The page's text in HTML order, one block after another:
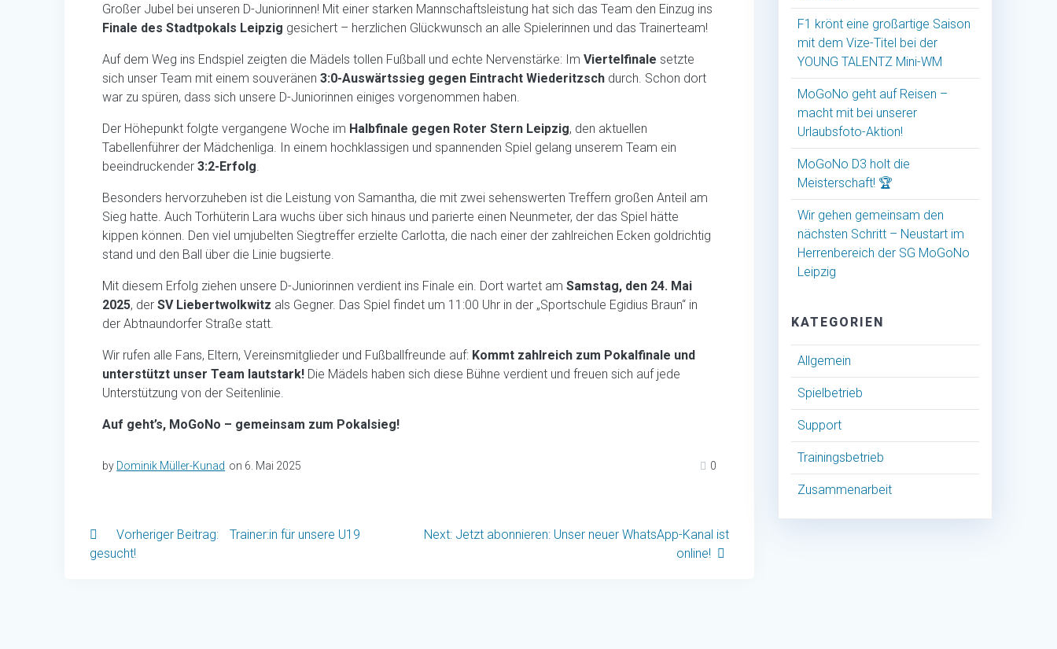
Großer Jubel bei unseren D-Juniorinnen! Mit einer starken Mannschaftsleistung hat sich das Team den Einzug ins
Finale des Stadtpokals Leipzig gesichert – herzlichen Glückwunsch an alle Spielerinnen und das Trainerteam!
Auf dem Weg ins Endspiel zeigten die Mädels tollen Fußball und echte Nervenstärke: ImViertelfinale setzte
sich unser Team mit einem souveränen3:0-Auswärtssieg gegen Eintracht Wiederitzsch durch. Schon dort
war zu spüren, dass sich unsere D-Juniorinnen einiges vorgenommen haben.
Der Höhepunkt folgte vergangene Woche im Halbfinale gegen Roter Stern Leipzig, den aktuellen
Tabellenführer der Mädchenliga. In einem hochklassigen und spannenden Spiel gelang unserem Team ein
beeindruckender3:2-Erfolg.
Besonders hervorzuheben ist die Leistung von Samantha, die mit zwei sehenswerten Treffern großen Anteil am
Sieg hatte. Auch Torhüterin Lara wuchs über sich hinaus und parierte einen Neunmeter, der das Spiel hätte
kippen können. Den viel umjubelten Siegtreffer erzielte Carlotta, die nach einer der zahlreichen Ecken goldrichtig
stand und den Ball über die Linie bugsierte.
Mit diesem Erfolg ziehen unsere D-Juniorinnen verdient ins Finale ein. Dort wartet amSamstag, den 24. Mai
2025, derSV Liebertwolkwitz als Gegner. Das Spiel findet um 11:00 Uhr in der „Sportschule Egidius Braun“ in
der Abtnaundorfer Straße statt.
Wir rufen alle Fans, Eltern, Vereinsmitglieder und Fußballfreunde auf: Kommt zahlreich zum Pokalfinale und
unterstützt unser Team lautstark! Die Mädels haben sich diese Bühne verdient und freuen sich auf jede
Unterstützung von der Seitenlinie.
Auf geht’s, MoGoNo – gemeinsam zum Pokalsieg!
by Dominik Müller-Kunad on 6. Mai 2025 0
Beitragsnavigation
Previous
Trainer:in für unsere U19
gesucht!
Next: Next
Jetzt abonnieren: Unser neuer WhatsApp-Kanal ist
online!
F1 krönt eine großartige Saison
mit dem Vize-Titel bei der
YOUNG TALENTZ Mini-WM
MoGoNo geht auf Reisen –
macht mit bei unserer
Urlaubsfoto-Aktion!
MoGoNo D3 holt die
Meisterschaft! 🏆
Wir gehen gemeinsam den
nächsten Schritt – Neustart im
Herrenbereich der SG MoGoNo
Leipzig
KATEGORIEN
Allgemein
Spielbetrieb
Support
Trainingsbetrieb
Zusammenarbeit